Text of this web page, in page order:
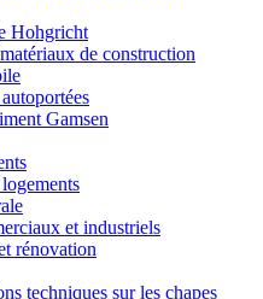
Hohgricht
de construction
Gamsen
et industriels
rénovation
techniques sur les chapes